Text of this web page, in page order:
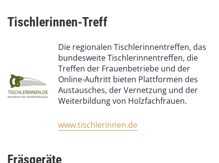
Tischlerinnen-Treff
Die regionalen Tischlerinnentreffen, das
bundesweite Tischlerinnentreffen, die
Treffen der Frauenbetriebe und der
Online-Auftritt bieten Plattformen des
Austausches, der Vernetzung und der
Weiterbildung von Holzfachfrauen.
www.tischlerinnen.de
Fräsgeräte